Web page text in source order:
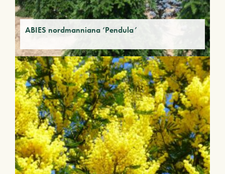
ABIES nordmanniana ‘Pendula’